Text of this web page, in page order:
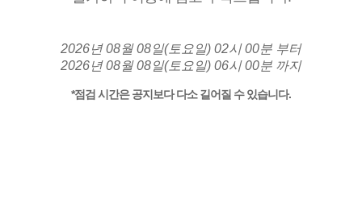
2026년 08월 08일(토요일) 02시 00분 부터
2026년 08월 08일(토요일) 06시 00분 까지
*점검 시간은 공지보다 다소 길어질 수 있습니다.